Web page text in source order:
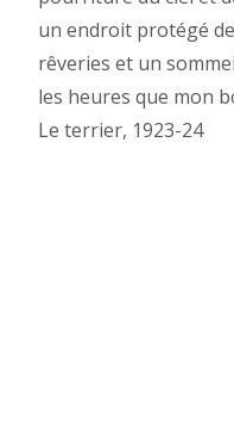
un endroit protégé
rêveries et un
les heures que mon
Le terrier, 1923-24